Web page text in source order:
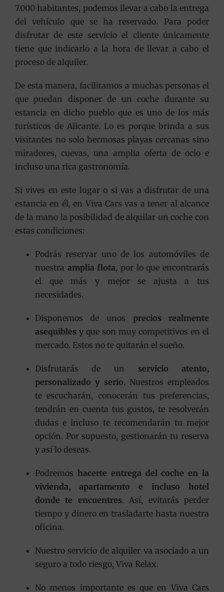
7.000 habitantes, podemos llevar a cabo la entrega
del vehículo que se ha reservado. Para poder
disfrutar de este servicio el cliente únicamente
tiene que indicarlo a la hora de llevar a cabo el
proceso de alquiler.
De esta manera, facilitamos a muchas personas el
que puedan disponer de un coche durante su
estancia en dicho pueblo que es uno de los más
turísticos de Alicante. Lo es porque brinda a sus
visitantes no solo hermosas playas cercanas sino
miradores, cuevas, una amplia oferta de ocio e
incluso una rica gastronomía.
Si vives en este lugar o si vas a disfrutar de una
estancia en él, en Viva Cars vas a tener al alcance
de la mano la posibilidad de alquilar un coche con
estas condiciones:
Podrás reservar uno de los automóviles de
nuestra amplia flota, por lo que encontrarás
el que más y mejor se ajusta a tus
necesidades.
Disponemos de unos precios realmente
asequiblesy que son muy competitivos en el
mercado. Estos no te quitarán el sueño.
Disfrutarás de un servicio atento,
personalizado y serio. Nuestros empleados
te escucharán, conocerán tus preferencias,
tendrán en cuenta tus gustos, te resolverán
dudas e incluso te recomendarán tu mejor
opción. Por supuesto, gestionarán tu reserva
y así lo deseas.
Podremos hacerte entrega del coche en la
vivienda, apartamento e incluso hotel
donde te encuentres. Así, evitarás perder
tiempo y dinero en trasladarte hasta nuestra
oficina.
Nuestro servicio de alquiler va asociado a un
seguro a todo riesgo, Viva Relax.
No menos importante es que en Viva Cars